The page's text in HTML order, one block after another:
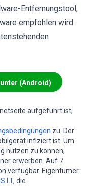
Entfernungstool,
empfohlen wird.
(Android)
aufgeführt ist,
zu. Der
infiziert ist. Um
nutzen zu können,
erwerben. Auf 7
verfügbar. Eigentümer
LT, die